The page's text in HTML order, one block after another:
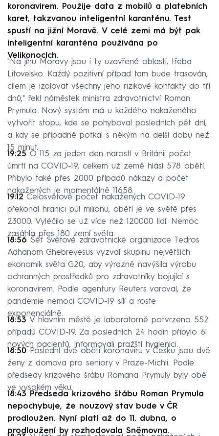
koronavirem. Použije data z mobilů a platebních
karet, takzvanou inteligentní karanténu. Test
spustí na jižní Moravě. V celé zemi má být pak
inteligentní karanténa používána po
Velikonocích.
"Na jihu Moravy jsou i ty uzavřené oblasti, třeba
Litovelsko. Každý pozitivní případ tam bude trasován,
cílem je izolovat všechny jeho rizikové kontakty do tří
dnů," řekl náměstek ministra zdravotnictví Roman
Prymula. Nový systém má u každého nakaženého
vytvořit stopu, kde se pohyboval posledních pět dní,
a kdy se případně potkal s někým na delší dobu než
15 minut.
19:25 O 115 za jeden den narostl v Británii počet
úmrtí na COVID-19, celkem už země hlásí 578 obětí.
Přibylo také přes 2000 případů nákazy a počet
nakažených je momentálně 11658.
19:12 Celosvětově počet nakažených COVID-19
překonal hranici půl milionu, obětí je ve světě přes
23000. Vyléčilo se už více než 120000 lidí. Nemoc
zasáhla přes 180 zemí světa.
18:56 Šéf Světové zdravotnické organizace Tedros
Adhanom Ghebreyesus vyzval skupinu největších
ekonomik světa G20, aby výrazně navýšila výrobu
ochranných prostředků pro zdravotníky bojující s
koronavirem. Podle agentury Reuters varoval, že
pandemie nemoci COVID-19 sílí a roste
exponenciálně.
18:53 V hlavním městě je laboratorně potvrzeno 552
případů COVID-19. Za posledních 24 hodin přibylo 61
nových pacientů, informovali pražští hygienici.
18:50 Poslední dvě oběti koronaviru v Česku jsou dvě
ženy z domova pro seniory v Praze-Michli. Podle
předsedy krizového šrábu Romana Prymuly byly obě
ve vysokém věku.
18:43 Předseda krizového štábu Roman Prymula
nepochybuje, že nouzový stav bude v ČR
prodloužen. Nyní platí až do 11. dubna, o
prodloužení by rozhodovala Sněmovna.